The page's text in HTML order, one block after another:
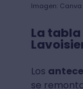
Imagen: Canva
La
Los
se